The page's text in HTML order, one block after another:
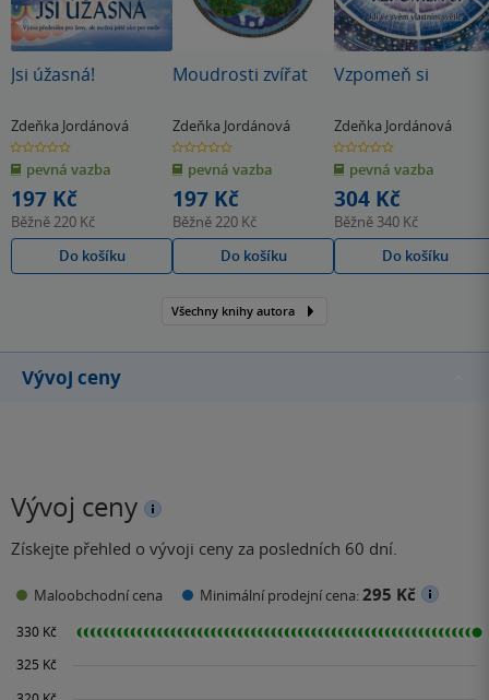
Jsi úžasná!
Zdeňka Jordánová
0.0
z
5
hvězdiček
pevná vazba
197 Kč
Běžně220 Kč
Do košíku
Moudrosti zvířat
Zdeňka Jordánová
0.0
z
5
hvězdiček
pevná vazba
197 Kč
Běžně220 Kč
Do košíku
Vzpomeň si
Zdeňka Jordánová
0.0
z
5
hvězdiček
pevná vazba
304 Kč
Běžně 340 Kč
Do košíku
Všechny knihy autora
Vývoj ceny
Vývoj ceny
Získejte přehled o vývoji ceny za posledních 60 dní.
Maloobchodní cena Minimální prodejní cena:295 Kč